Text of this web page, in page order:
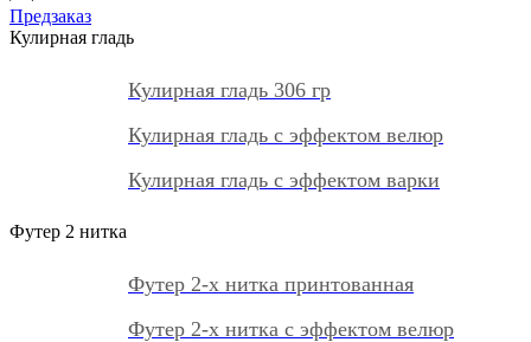
Предзаказ
Кулирная гладь
Кулирная гладь 306 гр
Кулирная гладь с эффектом велюр
Кулирная гладь с эффектом варки
Футер 2 нитка
Футер 2-х нитка принтованная
Футер 2-х нитка с эффектом велюр